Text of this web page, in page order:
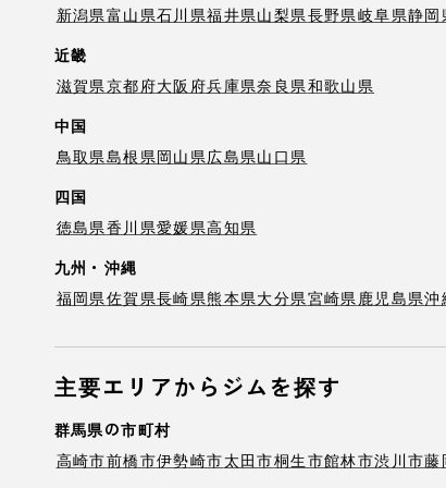
新潟県富山県石川県福井県山梨県長野県岐阜県静岡
近畿
滋賀県京都府大阪府兵庫県奈良県和歌山県
中国
鳥取県島根県岡山県広島県山口県
四国
徳島県香川県愛媛県高知県
九州・沖縄
福岡県佐賀県長崎県熊本県大分県宮崎県鹿児島県沖
主要エリアからジムを探す
群馬県の市町村
高崎市前橋市伊勢崎市太田市桐生市館林市渋川市藤